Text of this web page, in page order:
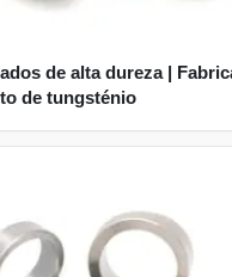
de alta dureza |
de tungsténio